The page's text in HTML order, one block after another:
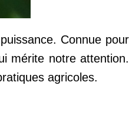
Connue pour
mérite notre attention.
agricoles.